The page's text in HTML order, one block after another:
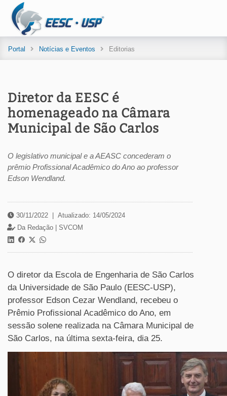
Portal Notícias e Eventos Editorias
Diretor da EESC é
homenageado na Câmara
Municipal de São Carlos
O legislativo municipal e a AEASC concederam o
prêmio Profissional Acadêmico do Ano ao professor
Edson Wendland.
30/11/2022
Atualizado: 14/05/2024
Da Redação | SVCOM
O diretor da Escola de Engenharia de São Carlos
da Universidade de São Paulo (EESC-USP),
professor Edson Cezar Wendland, recebeu o
Prêmio Profissional Acadêmico do Ano, em
sessão solene realizada na Câmara Municipal de
São Carlos, na última sexta-feira, dia 25.